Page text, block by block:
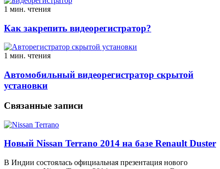
1 мин. чтения
Как закрепить видеорегистратор?
1 мин. чтения
Автомобильный видеорегистратор скрытой
установки
Связанные записи
Новый Nissan Terrano 2014 на базе Renault Duster
В Индии состоялась официальная презентация нового